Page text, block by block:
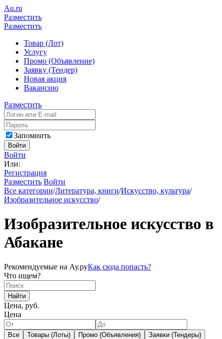
Au.ru
Разместить
Разместить
Товар (Лот)
Услугу
Промо (Объявление)
Заявку (Тендер)
Новая акция
Вакансию
Разместить
Запомнить
Войти
Войти
Или:
Регистрация
Разместить Войти
Все категории/Литература, книги/Искусство, культура/
Изобразительное искусство/
Изобразительное искусство в
Абакане
Рекомендуемые на Ау.руКак сюда попасть?
Что ищем?
Найти
Цена, руб.
Цена
Все Товары (Лоты) Промо (Объявления)
Заявки (Тендеры)